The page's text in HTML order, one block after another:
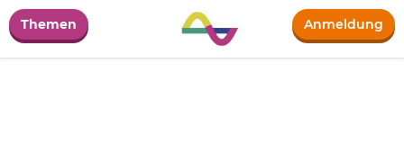
Themen Anmeldung